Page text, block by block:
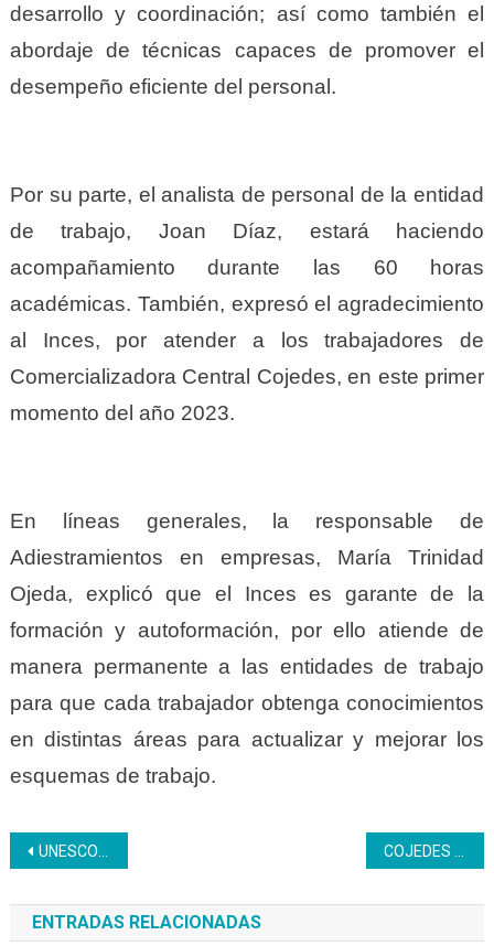
desarrollo y coordinación; así como también el
abordaje de técnicas capaces de promover el
desempeño eficiente del personal.
Por su parte, el analista de personal de la entidad
de trabajo, Joan Díaz, estará haciendo
acompañamiento durante las 60 horas
académicas. También, expresó el agradecimiento
al Inces, por atender a los trabajadores de
Comercializadora Central Cojedes, en este primer
momento del año 2023.
En líneas generales, la responsable de
Adiestramientos en empresas, María Trinidad
Ojeda, explicó que el Inces es garante de la
formación y autoformación, por ello atiende de
manera permanente a las entidades de trabajo
para que cada trabajador obtenga conocimientos
en distintas áreas para actualizar y mejorar los
esquemas de trabajo.
Navegación
de
UNESCO ratifica su compromiso con el Inces
ENTRADAS RELACIONADAS